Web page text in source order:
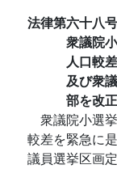
法律第六十八号
衆議院
人口較
及び衆
部を改
衆議院小選
較差を緊急に
議員選挙区画